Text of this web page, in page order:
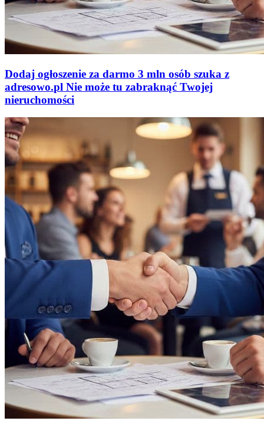
Dodaj ogłoszenie za darmo 3 mln osób szuka z
adresowo.pl Nie może tu zabraknąć Twojej
nieruchomości